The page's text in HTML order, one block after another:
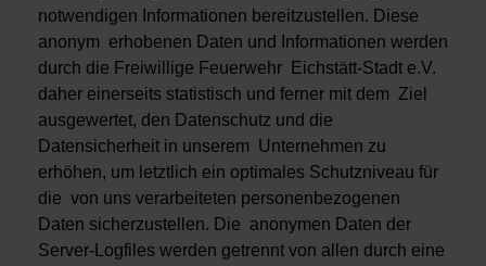
notwendigen Informationen bereitzustellen. Diese
anonym erhobenen Daten und Informationen werden
durch die Freiwillige Feuerwehr Eichstätt-Stadt e.V.
daher einerseits statistisch und ferner mit dem Ziel
ausgewertet, den Datenschutz und die
Datensicherheit in unserem Unternehmen zu
erhöhen, um letztlich ein optimales Schutzniveau für
die von uns verarbeiteten personenbezogenen
Daten sicherzustellen. Die anonymen Daten der
Server-Logfiles werden getrennt von allen durch eine